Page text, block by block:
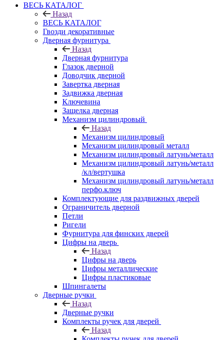
ВЕСЬ КАТАЛОГ
Назад
ВЕСЬ КАТАЛОГ
Гвозди декоративные
Дверная фурнитура
Назад
Дверная фурнитура
Глазок дверной
Доводчик дверной
Завертка дверная
Задвижка дверная
Ключевина
Защелка дверная
Механизм цилиндровый
Назад
Механизм цилиндровый
Механизм цилиндровый металл
Механизм цилиндровый латунь/металл
Механизм цилиндровый латунь/металл
/кл/вертушка
Механизм цилиндровый латунь/металл
перфо.ключ
Комплектующие для раздвижных дверей
Ограничитель дверной
Петли
Ригели
Фурнитура для финских дверей
Цифры на дверь
Назад
Цифры на дверь
Цифры металлические
Цифры пластиковые
Шпингалеты
Дверные ручки
Назад
Дверные ручки
Комплекты ручек для дверей
Назад